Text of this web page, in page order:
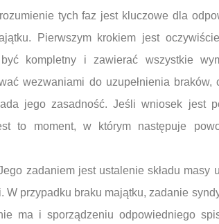
tych faz jest kluczowe dla
Pierwszym krokiem jest
kompletny i zawierać wszystkie
wezwaniami do uzupełnienia braków,
jego zasadność. Jeśli wniosek jest
to moment, w którym następuje
zadaniem jest ustalenie składu masy
przypadku braku majątku, zadanie
ma i sporządzeniu odpowiedniego